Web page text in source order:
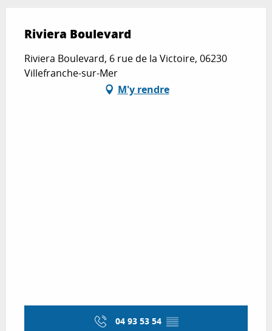
Riviera Boulevard
Riviera Boulevard, 6 rue de la Victoire, 06230
Villefranche-sur-Mer
M'y rendre
04 93 53 54 ▒▒